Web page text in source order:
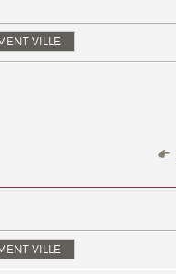
VILLE
VILLE